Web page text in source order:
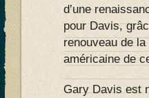
d’une
pour Davis,
renouveau de
américaine de
Gary Davis est